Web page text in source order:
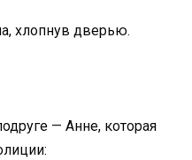
хлопнув дверью.
— Анне, которая